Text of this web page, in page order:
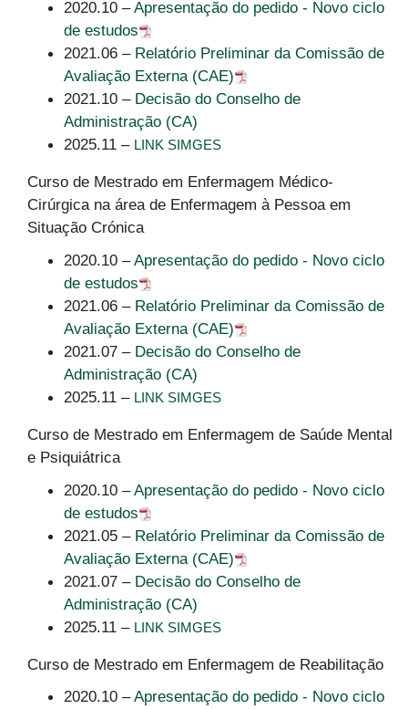
2020.10 –Apresentação do pedido - Novo ciclo
de estudos
2021.06 – Relatório Preliminar da Comissão de
Avaliação Externa (CAE)
2021.10 – Decisão do Conselho de
Administração (CA)
2025.11 – LINK SIMGES
Curso de Mestrado em Enfermagem Médico-
Cirúrgica na área de Enfermagem à Pessoa em
Situação Crónica
2020.10 –Apresentação do pedido - Novo ciclo
de estudos
2021.06 – Relatório Preliminar da Comissão de
Avaliação Externa (CAE)
2021.07 – Decisão do Conselho de
Administração (CA)
2025.11 – LINK SIMGES
Curso de Mestrado em Enfermagem de Saúde Mental
e Psiquiátrica
2020.10 –Apresentação do pedido - Novo ciclo
de estudos
2021.05 – Relatório Preliminar da Comissão de
Avaliação Externa (CAE)
2021.07 – Decisão do Conselho de
Administração (CA)
2025.11 – LINK SIMGES
Curso de Mestrado em Enfermagem de Reabilitação
2020.10 –Apresentação do pedido - Novo ciclo